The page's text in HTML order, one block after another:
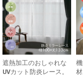
遮熱加工のおしゃれな
UVカット防炎レース。